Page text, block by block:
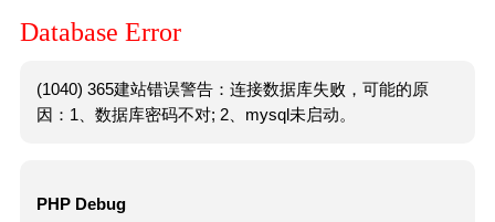
Database Error
(1040) 365建站错误警告：连接数据库失败，可能的原
因：1、数据库密码不对; 2、mysql未启动。
PHP Debug